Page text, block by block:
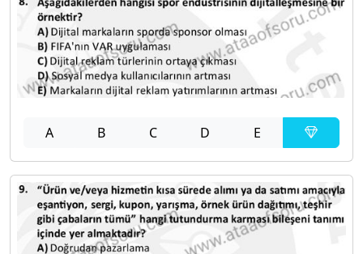
A B C D E